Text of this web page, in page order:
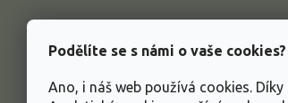
Podělíte se s námi o vaše cookies?
Ano, i náš web používá cookies.